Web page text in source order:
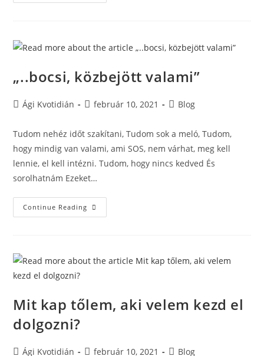
„..bocsi, közbejött valami”
Ági Kvotidián február 10, 2021 Blog
Tudom nehéz időt szakítani, Tudom sok a meló, Tudom,
hogy mindig van valami, ami SOS, nem várhat, meg kell
lennie, el kell intézni. Tudom, hogy nincs kedved És
sorolhatnám Ezeket…
Continue Reading
Mit kap tőlem, aki velem kezd el
dolgozni?
Ági Kvotidián február 10, 2021 Blog